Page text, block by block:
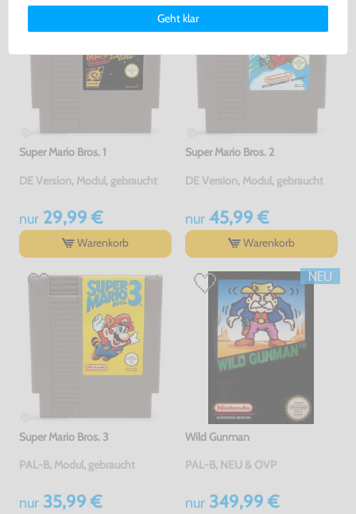
Super Mario Bros. 1
DE Version, Modul, gebraucht
nur29,99 €
Warenkorb
Super Mario Bros. 2
DE Version, Modul, gebraucht
nur45,99 €
Warenkorb
Super Mario Bros. 3
PAL-B, Modul, gebraucht
nur35,99 €
Wild Gunman
PAL-B, NEU & OVP
nur349,99 €
Deinen Rechten als Nutzer findest Du in unsererDaten­schutz­
Impressum.
Geht klar